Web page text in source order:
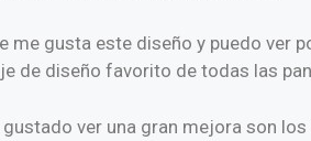
me gusta este diseño y puedo ver
de diseño favorito de todas las
ver una gran mejora son